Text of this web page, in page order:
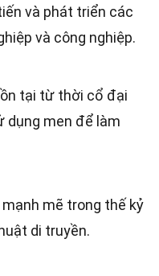
và phát triển các
và công nghiệp.
tại từ thời cổ đại
dụng men để làm
mẽ trong thế kỷ
di truyền.